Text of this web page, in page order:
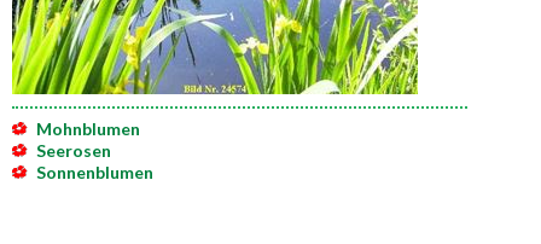
Mohnblumen
Seerosen
Sonnenblumen